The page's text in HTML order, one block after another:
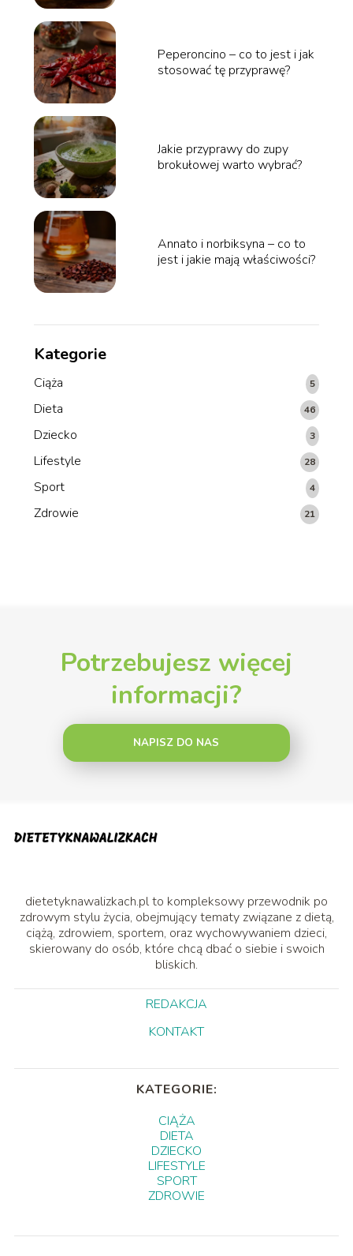
Peperoncino – co to jest i jak
stosować tę przyprawę?
Jakie przyprawy do zupy
brokułowej warto wybrać?
Annato i norbiksyna – co to
jest i jakie mają właściwości?
Kategorie
Ciąża 5
Dieta 46
Dziecko 3
Lifestyle 28
Sport 4
Zdrowie 21
Potrzebujesz więcej
informacji?
NAPISZ DO NAS
dietetyknawalizkach.pl to kompleksowy przewodnik po
zdrowym stylu życia, obejmujący tematy związane z dietą,
ciążą, zdrowiem, sportem, oraz wychowywaniem dzieci,
skierowany do osób, które chcą dbać o siebie i swoich
bliskich.
REDAKCJA
KONTAKT
KATEGORIE:
CIĄŻA
DIETA
DZIECKO
LIFESTYLE
SPORT
ZDROWIE